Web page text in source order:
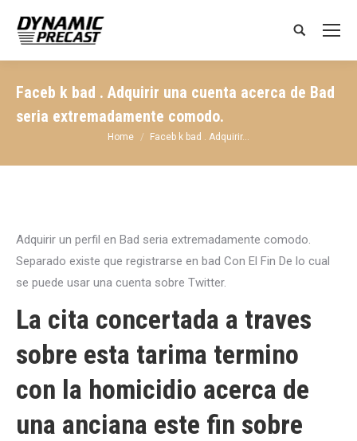
Search:
Faceb k bad . Adquirir una cuenta acerca de Bad
seri­a extremadamente comodo.
You are here:
Home Faceb k bad . Adquirir…
Adquirir un perfil en Bad seri­a extremadamente comodo.
Separado existe que registrarse en bad Con El Fin De lo cual
se puede usar una cuenta sobre Twitter.
La cita concertada a traves
sobre esta tarima termino
con la homicidio acerca de
una anciana este fin sobre